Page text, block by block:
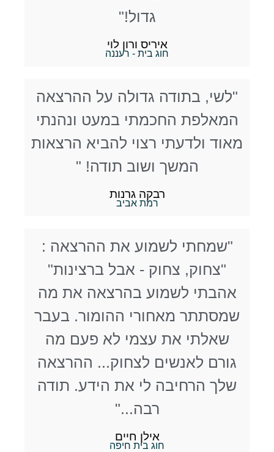
גדול!"
איריס ורון לוי
חוג בית - רעננה
"לשי, בתודה גדולה על ההרצאה
המאלפת החכמתי במעט ונהנתי
מאוד ולדעתי רצוי להביא הרצאות
המשך ושוב תודה! "
רבקה גרנות
רמת אביב
"שמחתי לשמוע את ההרצאה :
"צחוק, צחוק - אבל ברצינות"
אהבתי לשמוע בהרצאה את מה
שמסתתר מאחורי ההומור. בעבר
שאלתי את עצמי לא פעם מה
גורם לאנשים לצחוק... ההרצאה
שלך הרחיבה לי את הידע. תודה
רבה..."
אילן חיים
חוג בית חיפה